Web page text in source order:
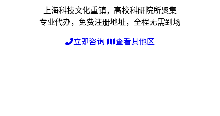
上海科技文化重镇，高校科研院所聚集
专业代办，免费注册地址，全程无需到场
立即咨询 查看其他区